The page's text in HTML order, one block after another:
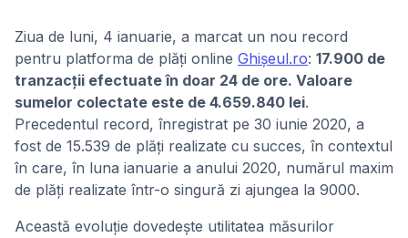
Ziua de luni, 4 ianuarie, a marcat un nou record
pentru platforma de plăți online Ghișeul.ro: 17.900 de
tranzacții efectuate în doar 24 de ore. Valoare
sumelor colectate este de 4.659.840 lei.
Precedentul record, înregistrat pe 30 iunie 2020, a
fost de 15.539 de plăți realizate cu succes, în contextul
în care, în luna ianuarie a anului 2020, numărul maxim
de plăți realizate într-o singură zi ajungea la 9000.
Această evoluție dovedește utilitatea măsurilor